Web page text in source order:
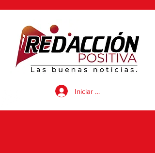
Iniciar sesión